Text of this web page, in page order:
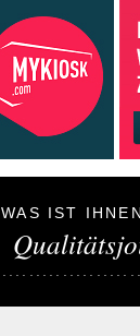
WAS IST IHNEN